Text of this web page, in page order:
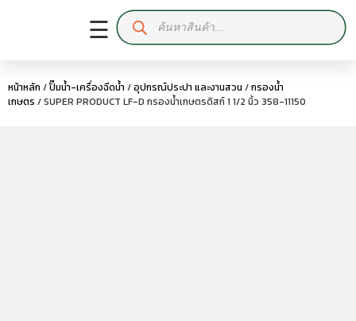
☰
หน้าหลัก /ปั๊มน้ำ-เครื่องฉีดน้ำ /อุปกรณ์ประปา และงานสวน /กรองน้ำ
เกษตร / SUPER PRODUCT LF-D กรองน้ำเกษตรดิสก์ 1 1/2 นิ้ว 358-11150